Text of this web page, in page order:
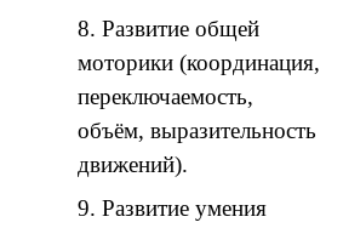
8. Развитие общей
моторики (координация,
переключаемость,
объём, выразительность
движений).
9. Развитие умения